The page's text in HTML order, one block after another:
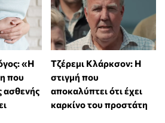
«Η
που
ασθενής
Τζέρεμι Κλάρκσον: Η
στιγμή που
αποκαλύπτει ότι έχει
καρκίνο του προστάτη